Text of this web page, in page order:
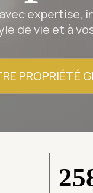
de vie et à
PROPRIÉTÉ